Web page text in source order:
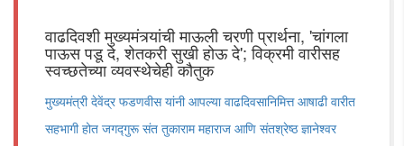
वाढदिवशी मुख्यमंत्र्यांची माऊली चरणी प्रार्थना, 'चांगला
पाऊस पडू दे, शेतकरी सुखी होऊ दे'; विक्रमी वारीसह
स्वच्छतेच्या व्यवस्थेचेही कौतुक
मुख्यमंत्री देवेंद्र फडणवीस यांनी आपल्या वाढदिवसानिमित्त आषाढी वारीत
सहभागी होत जगद्गुरू संत तुकाराम महाराज आणि संतश्रेष्ठ ज्ञानेश्वर